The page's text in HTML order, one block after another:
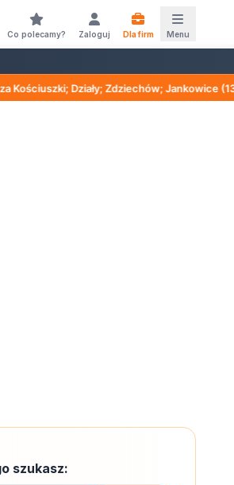
Co polecamy? Zaloguj Dla firm Menu
Zdziechów; Jankowice (13.08 12:00 –
szukasz: